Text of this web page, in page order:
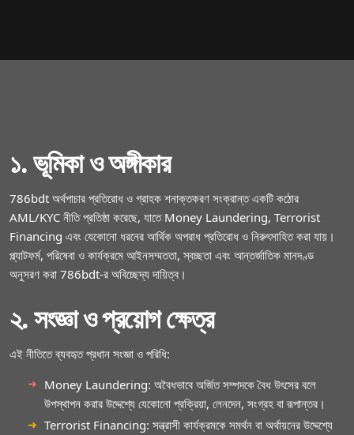
১. ভূমিকা ও অঙ্গীকার
786bdt অর্থপাচার প্রতিরোধ ও গ্রাহক শনাক্তকরণ সংক্রান্ত একটি কঠোর
AML/KYC নীতি প্রতিষ্ঠা করেছে, যাতে Money Laundering, Terrorist
Financing এবং যেকোনো ধরনের আর্থিক অপরাধ প্রতিরোধ ও নিরুৎসাহিত করা যায়।
প্ল্যাটফর্ম, পরিষেবা ও কার্যক্রমে আইনসম্মততা, স্বচ্ছতা এবং আন্তর্জাতিক মানদণ্ড
অনুসরণ করা 786bdt‑র অবিচ্ছেদ্য দায়িত্ব।
২. সংজ্ঞা ও প্রয়োগ ক্ষেত্র
এই নীতিতে ব্যবহৃত প্রধান সংজ্ঞা ও পরিধি:
Money Laundering: অবৈধভাবে অর্জিত সম্পদকে বৈধ উৎসের বলে
উপস্থাপন করার উদ্দেশ্যে যেকোনো প্রক্রিয়া, লেনদেন, সংগ্রহ বা রূপান্তর।
Terrorist Financing: সন্ত্রাসী কার্যক্রমকে সমর্থন বা অর্থায়নের উদ্দেশ্যে